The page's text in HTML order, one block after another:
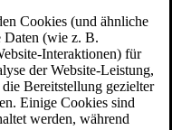
Cookies (und ähnliche
Daten (wie z. B.
Interaktionen) für
der Website-Leistung,
Bereitstellung gezielter
Einige Cookies sind
werden, während